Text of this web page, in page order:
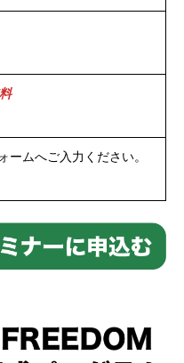
ームへご入力ください。